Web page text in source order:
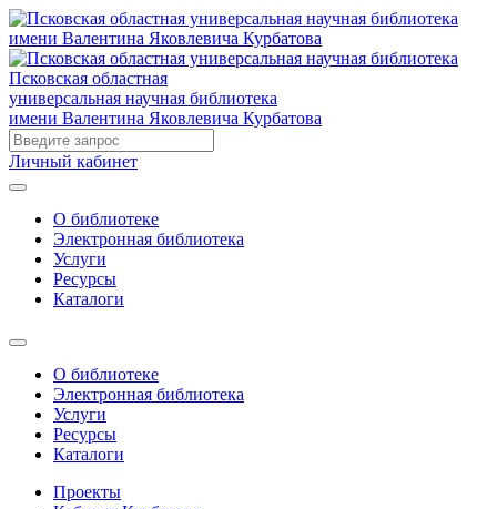
Псковская областная
универсальная научная библиотека
имени Валентина Яковлевича Курбатова
Личный кабинет
О библиотеке
Электронная библиотека
Услуги
Ресурсы
Каталоги
О библиотеке
Электронная библиотека
Услуги
Ресурсы
Каталоги
Проекты